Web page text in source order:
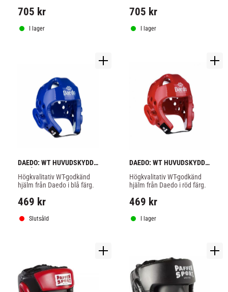
hög kvalitet och passar bra ​
705 kr
I lager
hög kvalitet och passar bra
705 kr
I lager
DAEDO: WT HUVUDSKYDD
- BLÅ
Högkvalitativ WT-godkänd
hjälm från Daedo i blå färg.
469 kr
Slutsåld
DAEDO: WT HUVUDSKYDD
- RÖD
Högkvalitativ WT-godkänd
hjälm från Daedo i röd färg.
469 kr
I lager